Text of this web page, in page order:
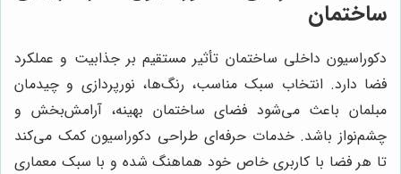
ساختمان
دکوراسیون داخلی ساختمان تأثیر مستقیم بر جذابیت و عملکرد
فضا دارد. انتخاب سبک مناسب، رنگ‌ها، نورپردازی و چیدمان
مبلمان باعث می‌شود فضای ساختمان بهینه، آرامش‌بخش و
چشم‌نواز باشد. خدمات حرفه‌ای طراحی دکوراسیون کمک می‌کند
تا هر فضا با کاربری خاص خود هماهنگ شده و با سبک معماری